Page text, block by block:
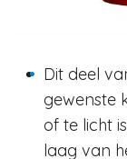
Dit deel
gewenste
of te licht
laag van